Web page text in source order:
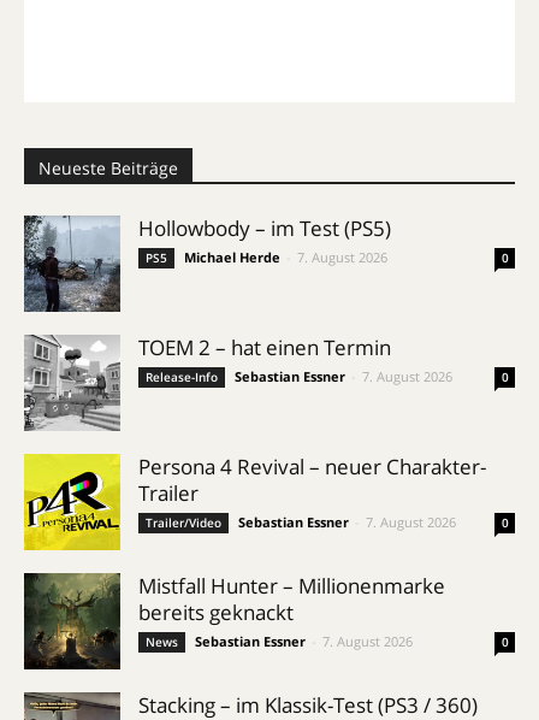
Neueste Beiträge
Hollowbody – im Test (PS5)
PS5 Michael Herde 7. August 2026 0
TOEM 2 – hat einen Termin
Release-Info Sebastian Essner 7. August 2026 0
Persona 4 Revival – neuer Charakter-
Trailer
Trailer/Video Sebastian Essner 7. August 2026 0
Mistfall Hunter – Millionenmarke
bereits geknackt
News Sebastian Essner 7. August 2026 0
Stacking – im Klassik-Test (PS3 / 360)